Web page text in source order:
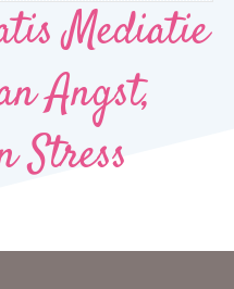
Mediatie
Angst,
Stress